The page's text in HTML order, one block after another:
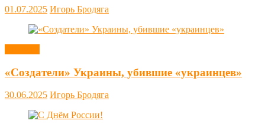
01.07.2025 Игорь Бродяга
«Создатели» Украины, убившие «украинцев»
30.06.2025 Игорь Бродяга